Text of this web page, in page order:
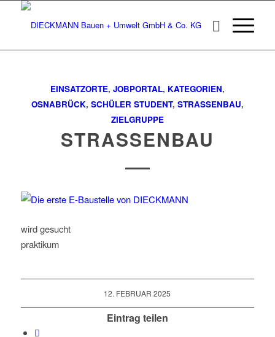
EINSATZORTE, JOBPORTAL, KATEGORIEN,
OSNABRÜCK, SCHÜLER STUDENT, STRASSENBAU,
ZIELGRUPPE
STRASSENBAU
wird gesucht
praktikum
12. FEBRUAR 2025
Eintrag teilen